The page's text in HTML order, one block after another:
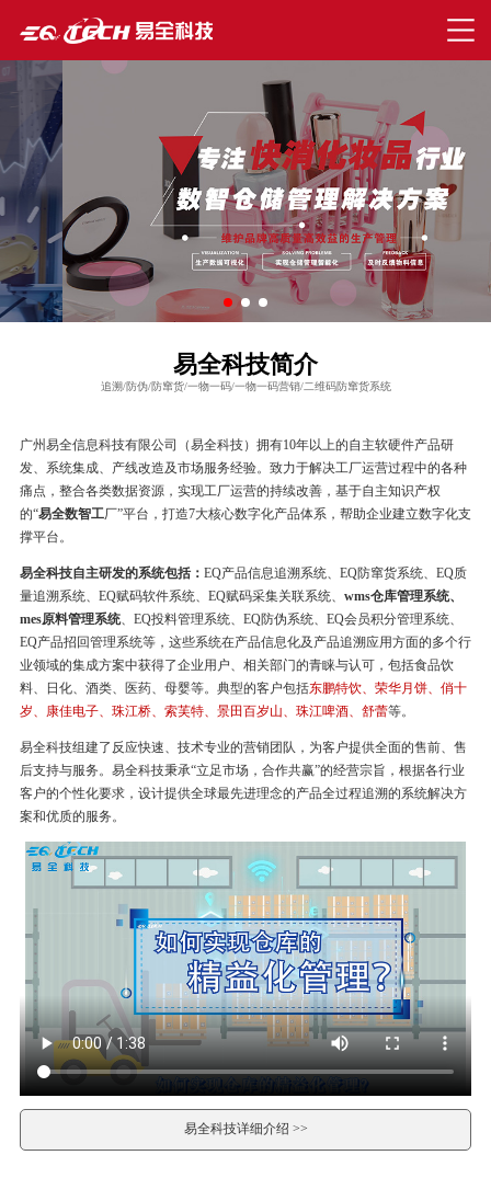
易全科技简介
追溯/防伪/防窜货/一物一码/一物一码营销/二维码防窜货系统
广州易全信息科技有限公司（易全科技）拥有10年以上的自主软硬件产品研
发、系统集成、产线改造及市场服务经验。致力于解决工厂运营过程中的各种
痛点，整合各类数据资源，实现工厂运营的持续改善，基于自主知识产权
的“易全数智工厂”平台，打造7大核心数字化产品体系，帮助企业建立数字化支
撑平台。
易全科技自主研发的系统包括： EQ产品信息追溯系统、EQ防窜货系统、EQ质
量追溯系统、EQ赋码软件系统、EQ赋码采集关联系统、 wms仓库管理系统、
mes原料管理系统、EQ投料管理系统、EQ防伪系统、EQ会员积分管理系统、
EQ产品招回管理系统等，这些系统在产品信息化及产品追溯应用方面的多个行
业领域的集成方案中获得了企业用户、相关部门的青睐与认可，包括食品饮
料、日化、酒类、医药、母婴等。典型的客户包括东鹏特饮、荣华月饼、俏十
岁、康佳电子、珠江桥、索芙特、景田百岁山、珠江啤酒、舒蕾等。
易全科技组建了反应快速、技术专业的营销团队，为客户提供全面的售前、售
后支持与服务。易全科技秉承“立足市场，合作共赢”的经营宗旨，根据各行业
客户的个性化要求，设计提供全球最先进理念的产品全过程追溯的系统解决方
案和优质的服务。
易全科技详细介绍 >>